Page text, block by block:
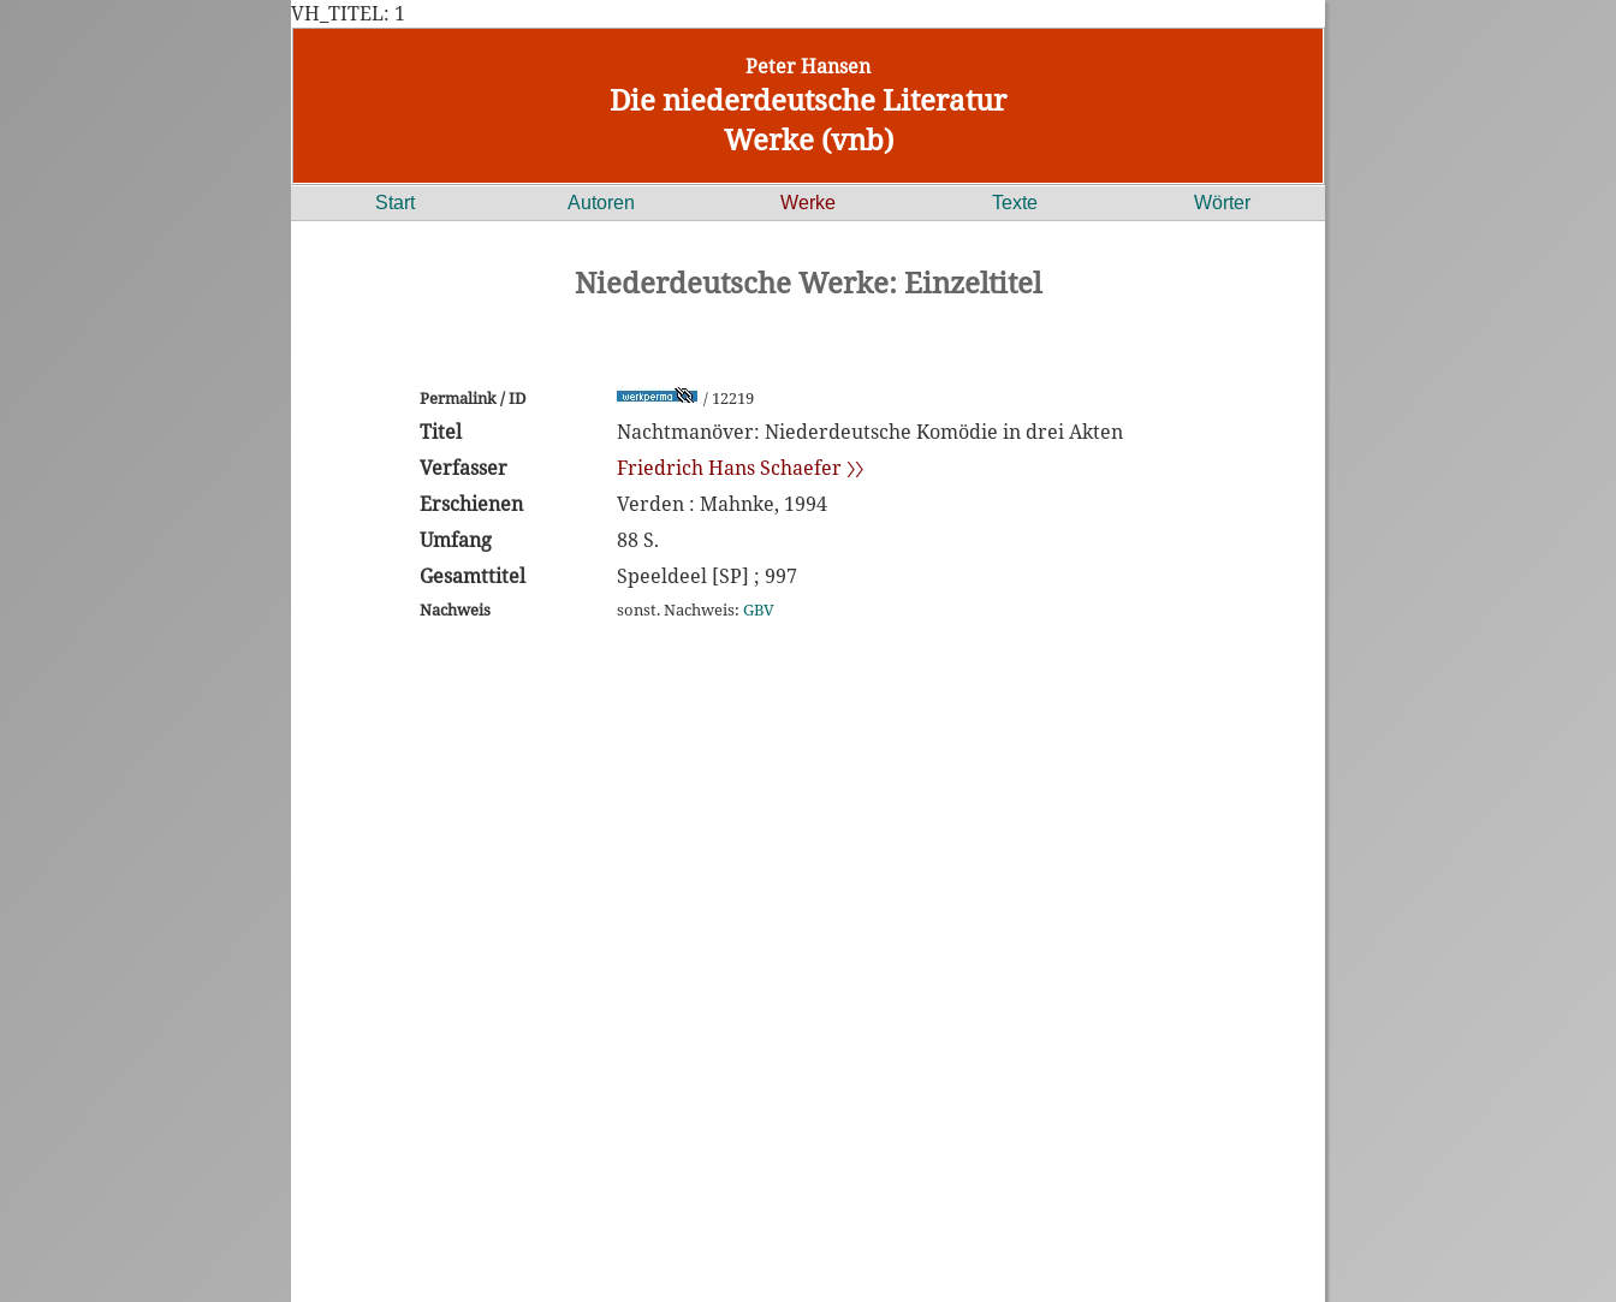
VH_TITEL: 1
Peter Hansen
Die niederdeutsche Literatur
Werke (vnb)
Start Autoren Werke Texte Wörter
Niederdeutsche Werke: Einzeltitel
Permalink / ID / 12219
Titel
Nachtmanöver: Niederdeutsche Komödie in drei Akten
Verfasser
Friedrich Hans Schaefer 〉〉
Erschienen
Verden : Mahnke, 1994
Umfang
88 S.
Gesamttitel
Speeldeel [SP] ; 997
Nachweis sonst. Nachweis: GBV